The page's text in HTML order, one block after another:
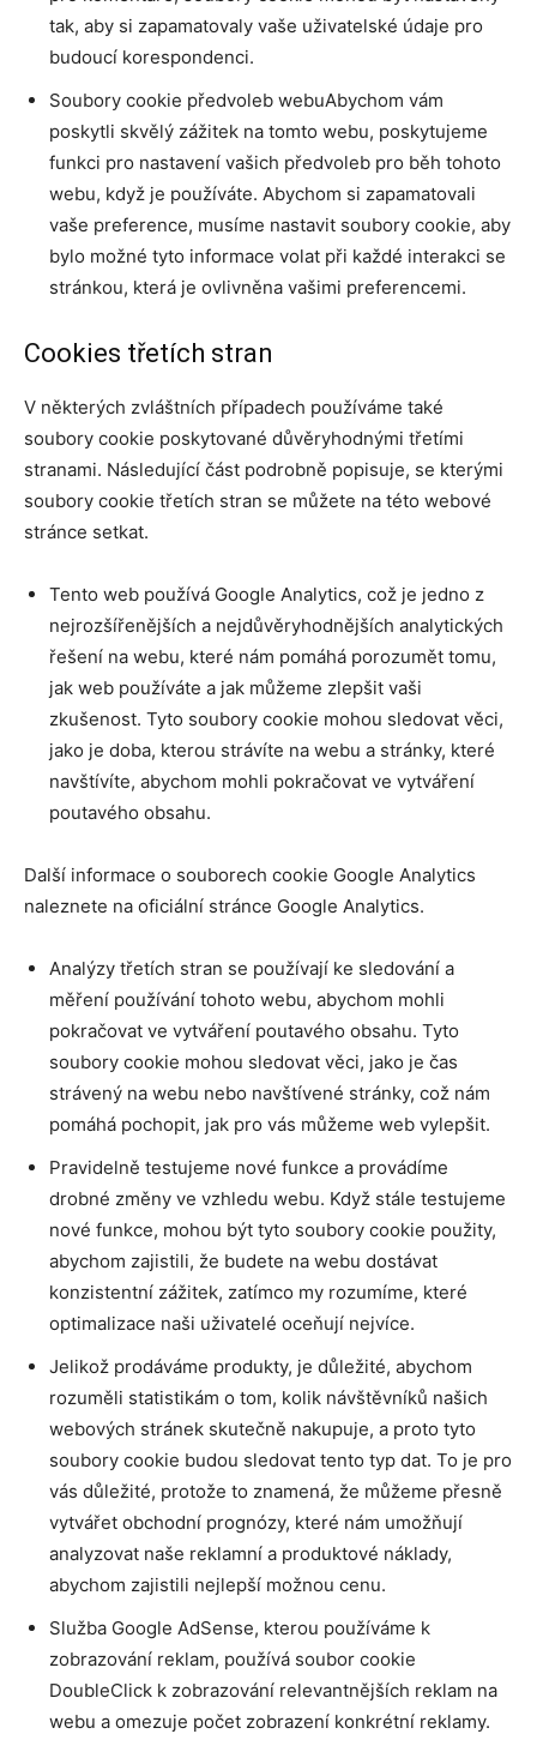
tak, aby si zapamatovaly vaše uživatelské údaje pro
budoucí korespondenci.
Soubory cookie předvoleb webuAbychom vám
poskytli skvělý zážitek na tomto webu, poskytujeme
funkci pro nastavení vašich předvoleb pro běh tohoto
webu, když je používáte. Abychom si zapamatovali
vaše preference, musíme nastavit soubory cookie, aby
bylo možné tyto informace volat při každé interakci se
stránkou, která je ovlivněna vašimi preferencemi.
Cookies třetích stran
V některých zvláštních případech používáme také
soubory cookie poskytované důvěryhodnými třetími
stranami. Následující část podrobně popisuje, se kterými
soubory cookie třetích stran se můžete na této webové
stránce setkat.
Tento web používá Google Analytics, což je jedno z
nejrozšířenějších a nejdůvěryhodnějších analytických
řešení na webu, které nám pomáhá porozumět tomu,
jak web používáte a jak můžeme zlepšit vaši
zkušenost. Tyto soubory cookie mohou sledovat věci,
jako je doba, kterou strávíte na webu a stránky, které
navštívíte, abychom mohli pokračovat ve vytváření
poutavého obsahu.
Další informace o souborech cookie Google Analytics
naleznete na oficiální stránce Google Analytics.
Analýzy třetích stran se používají ke sledování a
měření používání tohoto webu, abychom mohli
pokračovat ve vytváření poutavého obsahu. Tyto
soubory cookie mohou sledovat věci, jako je čas
strávený na webu nebo navštívené stránky, což nám
pomáhá pochopit, jak pro vás můžeme web vylepšit.
Pravidelně testujeme nové funkce a provádíme
drobné změny ve vzhledu webu. Když stále testujeme
nové funkce, mohou být tyto soubory cookie použity,
abychom zajistili, že budete na webu dostávat
konzistentní zážitek, zatímco my rozumíme, které
optimalizace naši uživatelé oceňují nejvíce.
Jelikož prodáváme produkty, je důležité, abychom
rozuměli statistikám o tom, kolik návštěvníků našich
webových stránek skutečně nakupuje, a proto tyto
soubory cookie budou sledovat tento typ dat. To je pro
vás důležité, protože to znamená, že můžeme přesně
vytvářet obchodní prognózy, které nám umožňují
analyzovat naše reklamní a produktové náklady,
abychom zajistili nejlepší možnou cenu.
Služba Google AdSense, kterou používáme k
zobrazování reklam, používá soubor cookie
DoubleClick k zobrazování relevantnějších reklam na
webu a omezuje počet zobrazení konkrétní reklamy.